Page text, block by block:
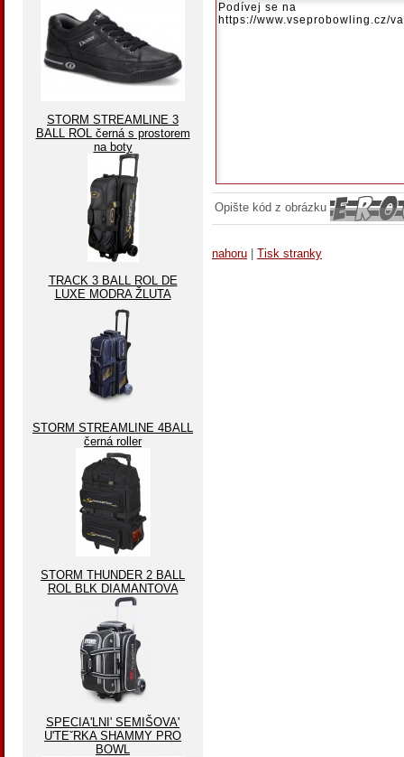
Opište kód z obrázku
nahoru Tisk stranky
STORM STREAMLINE 3
BALL ROL černá s prostorem
na boty
TRACK 3 BALL ROL DE
LUXE MODRA ŽLUTA
STORM STREAMLINE 4BALL
černá roller
STORM THUNDER 2 BALL
ROL BLK DIAMANTOVA
SPECIA'LNI' SEMIŠOVA'
U'TEˇRKA SHAMMY PRO
BOWL